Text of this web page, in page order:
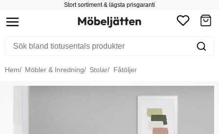
Stort sortiment & lägsta prisgaranti
Hem Möbler & Inredning Stolar Fåtöljer